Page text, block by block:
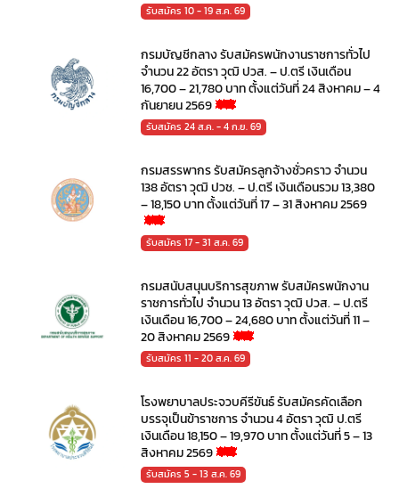
รับสมัคร 10 - 19 ส.ค. 69
กรมบัญชีกลาง รับสมัครพนักงานราชการทั่วไป
จำนวน 22 อัตรา วุฒิ ปวส. – ป.ตรี เงินเดือน
16,700 – 21,780 บาท ตั้งแต่วันที่ 24 สิงหาคม – 4
กันยายน 2569
รับสมัคร 24 ส.ค. - 4 ก.ย. 69
กรมสรรพากร รับสมัครลูกจ้างชั่วคราว จำนวน
138 อัตรา วุฒิ ปวช. – ป.ตรี เงินเดือนรวม 13,380
– 18,150 บาท ตั้งแต่วันที่ 17 – 31 สิงหาคม 2569
รับสมัคร 17 - 31 ส.ค. 69
กรมสนับสนุนบริการสุขภาพ รับสมัครพนักงาน
ราชการทั่วไป จำนวน 13 อัตรา วุฒิ ปวส. – ป.ตรี
เงินเดือน 16,700 – 24,680 บาท ตั้งแต่วันที่ 11 –
20 สิงหาคม 2569
รับสมัคร 11 - 20 ส.ค. 69
โรงพยาบาลประจวบคีรีขันธ์ รับสมัครคัดเลือก
บรรจุเป็นข้าราชการ จำนวน 4 อัตรา วุฒิ ป.ตรี
เงินเดือน 18,150 – 19,970 บาท ตั้งแต่วันที่ 5 – 13
สิงหาคม 2569
รับสมัคร 5 - 13 ส.ค. 69